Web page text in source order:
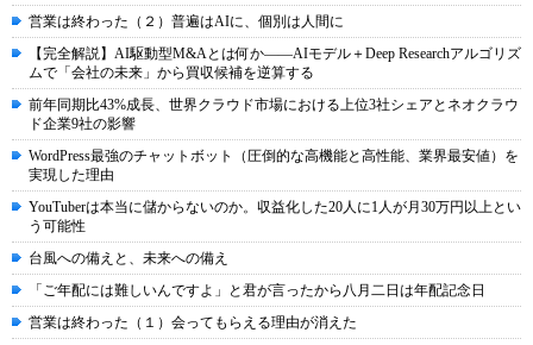
営業は終わった（２）普遍はAIに、個別は人間に
【完全解説】AI駆動型M&Aとは何か――AIモデル＋Deep Researchアルゴリズ
ムで「会社の未来」から買収候補を逆算する
前年同期比43%成長、世界クラウド市場における上位3社シェアとネオクラウ
ド企業9社の影響
WordPress最強のチャットボット（圧倒的な高機能と高性能、業界最安値）を
実現した理由
YouTuberは本当に儲からないのか。収益化した20人に1人が月30万円以上とい
う可能性
台風への備えと、未来への備え
「ご年配には難しいんですよ」と君が言ったから八月二日は年配記念日
営業は終わった（１）会ってもらえる理由が消えた